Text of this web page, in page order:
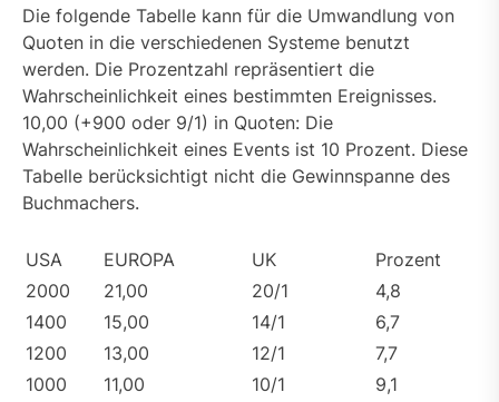
Die folgende Tabelle kann für die Umwandlung von
Quoten in die verschiedenen Systeme benutzt
werden. Die Prozentzahl repräsentiert die
Wahrscheinlichkeit eines bestimmten Ereignisses.
10,00 (+900 oder 9/1) in Quoten: Die
Wahrscheinlichkeit eines Events ist 10 Prozent. Diese
Tabelle berücksichtigt nicht die Gewinnspanne des
Buchmachers.
USA EUROPA UK
Prozent
2000
21,00 20/1
4,8
1400
15,00 14/1
6,7
1200
13,00 12/1
7,7
1000
11,00 10/1
9,1